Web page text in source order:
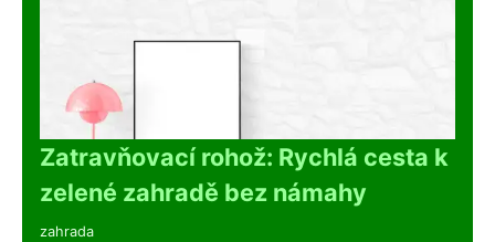
Zatravňovací rohož: Rychlá cesta k
zelené zahradě bez námahy
zahrada